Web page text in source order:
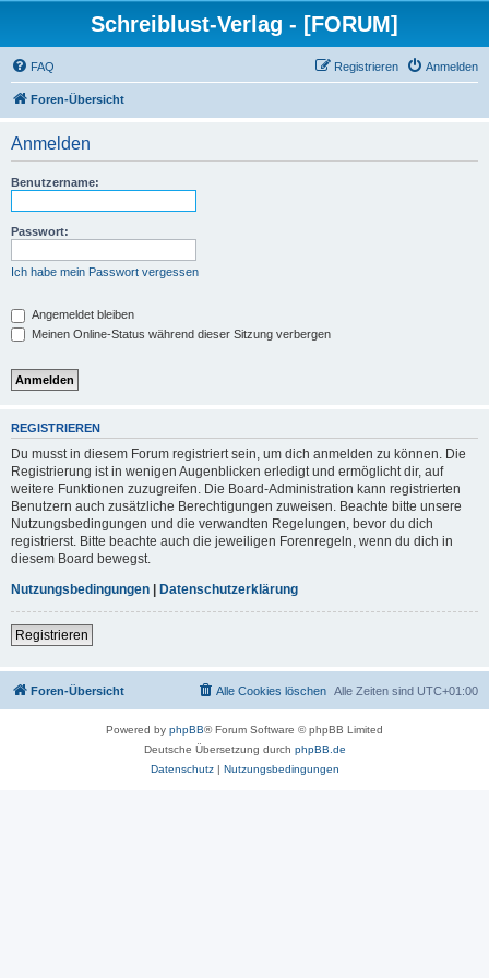
Schreiblust-Verlag - [FORUM]
FAQ Anmelden
Registrieren
Foren-Übersicht
Anmelden
Benutzername:
Passwort:
Ich habe mein Passwort vergessen
Angemeldet bleiben
Meinen Online-Status während dieser Sitzung verbergen
REGISTRIEREN
Du musst in diesem Forum registriert sein, um dich anmelden zu können. Die
Registrierung ist in wenigen Augenblicken erledigt und ermöglicht dir, auf
weitere Funktionen zuzugreifen. Die Board-Administration kann registrierten
Benutzern auch zusätzliche Berechtigungen zuweisen. Beachte bitte unsere
Nutzungsbedingungen und die verwandten Regelungen, bevor du dich
registrierst. Bitte beachte auch die jeweiligen Forenregeln, wenn du dich in
diesem Board bewegst.
Nutzungsbedingungen | Datenschutzerklärung
Registrieren
Foren-Übersicht Alle Zeiten sind UTC+01:00
Alle Cookies löschen
Powered by phpBB® Forum Software © phpBB Limited
Deutsche Übersetzung durch phpBB.de
Datenschutz| Nutzungsbedingungen